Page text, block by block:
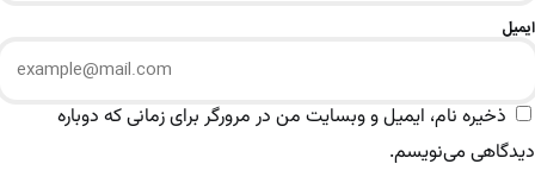
ایمیل
ذخیره نام، ایمیل و وبسایت من در مرورگر برای زمانی که دوباره
دیدگاهی می‌نویسم.